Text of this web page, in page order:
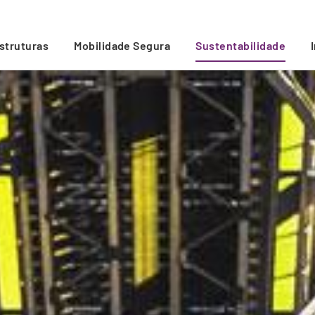
Mobilidade Segura Sustentabilidade